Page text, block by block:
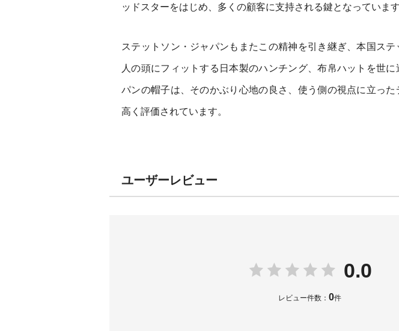
ッドスターをはじめ、多くの顧客に支持される鍵となっています
ステットソン・ジャパンもまたこの精神を引き継ぎ、本国ス
人の頭にフィットする日本製のハンチング、布帛ハットを世
パンの帽子は、そのかぶり心地の良さ、使う側の視点に立っ
高く評価されています。
ユーザーレビュー
0.0
レビュー件数： 0件